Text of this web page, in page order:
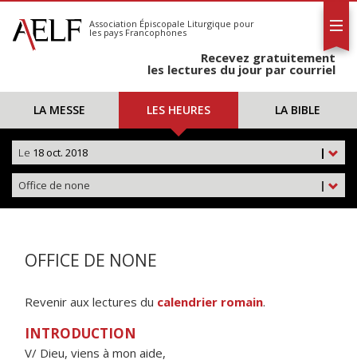
S'abonner
Calendrier
Association Épiscopale Liturgique pour
les pays Francophones
Recevez gratuitement
les lectures du jour par courriel
LA MESSE LES HEURES LA BIBLE
|
Le 18 oct. 2018
|
Office de none
OFFICE DE NONE
Revenir aux lectures du calendrier romain.
INTRODUCTION
V/ Dieu, viens à mon aide,